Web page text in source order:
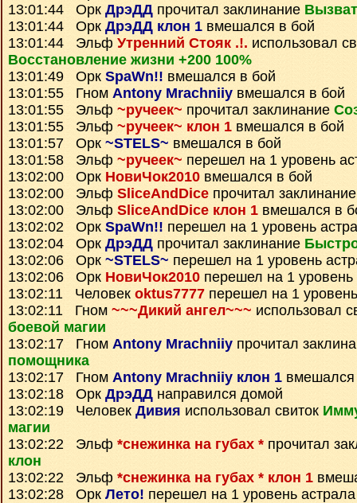
13:01:44 Орк ДрэДД прочитал заклинание
13:01:44 Орк ДрэДД клон 1 вмешался в бой
13:01:44 Эльф Утренний Стояк .!. использовал
Восстановление жизни +200 100%
13:01:49 Орк SpaWn!! вмешался в бой
13:01:55 Гном Antony Mrachniiy вмешался в бой
13:01:55 Эльф ~ручеек~ прочитал заклинание
13:01:55 Эльф ~ручеек~ клон 1 вмешался в бой
13:01:57 Орк ~STELS~ вмешался в бой
13:01:58 Эльф ~ручеек~ перешел на 1 уровень
13:02:00 Орк НовиЧок2010 вмешался в бой
13:02:00 Эльф SliceAndDice прочитал
13:02:00 Эльф SliceAndDice клон 1 вмешался в
13:02:02 Орк SpaWn!! перешел на 1 уровень
13:02:04 Орк ДрэДД прочитал заклинание
13:02:06 Орк ~STELS~ перешел на 1 уровень
13:02:06 Орк НовиЧок2010 перешел на 1 уровень
13:02:11 Человек oktus7777 перешел на 1
13:02:11 Гном ~~~Дикий ангел~~~ использовал
боевой магии
13:02:17 Гном Antony Mrachniiy прочитал
помощника
13:02:17 Гном Antony Mrachniiy клон 1 вмешался
13:02:18 Орк ДрэДД направился домой
13:02:19 Человек Дивия использовал свиток
магии
13:02:22 Эльф *снежинка на губах * прочитал
клон
13:02:22 Эльф *снежинка на губах * клон 1
13:02:28 Орк Лето! перешел на 1 уровень астрала